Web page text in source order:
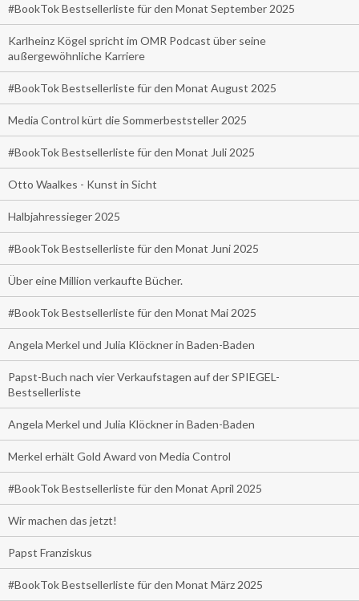
#BookTok Bestsellerliste für den Monat September 2025
Karlheinz Kögel spricht im OMR Podcast über seine
außergewöhnliche Karriere
#BookTok Bestsellerliste für den Monat August 2025
Media Control kürt die Sommerbeststeller 2025
#BookTok Bestsellerliste für den Monat Juli 2025
Otto Waalkes - Kunst in Sicht
Halbjahressieger 2025
#BookTok Bestsellerliste für den Monat Juni 2025
Über eine Million verkaufte Bücher.
#BookTok Bestsellerliste für den Monat Mai 2025
Angela Merkel und Julia Klöckner in Baden-Baden
Papst-Buch nach vier Verkaufstagen auf der SPIEGEL-
Bestsellerliste
Angela Merkel und Julia Klöckner in Baden-Baden
Merkel erhält Gold Award von Media Control
#BookTok Bestsellerliste für den Monat April 2025
Wir machen das jetzt!
Papst Franziskus
#BookTok Bestsellerliste für den Monat März 2025